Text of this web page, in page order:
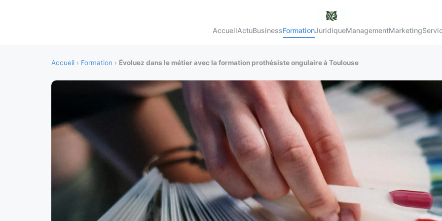
AccueilActuBusinessFormationJuridiqueManagementMarketing
Accueil › Formation › Évoluez dans le métier avec la formation prothésiste ongulaire à Toulouse